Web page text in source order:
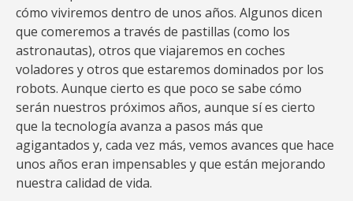
cómo viviremos dentro de unos años. Algunos dicen
que comeremos a través de pastillas (como los
astronautas), otros que viajaremos en coches
voladores y otros que estaremos dominados por los
robots. Aunque cierto es que poco se sabe cómo
serán nuestros próximos años, aunque sí es cierto
que la tecnología avanza a pasos más que
agigantados y, cada vez más, vemos avances que hace
unos años eran impensables y que están mejorando
nuestra calidad de vida.